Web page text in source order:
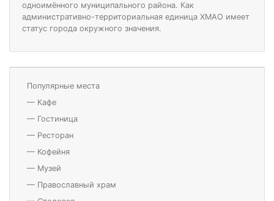
одноимённого муниципального района. Как
административно-территориальная единица ХМАО имеет
статус города окружного значения.
Популярные места
— Кафе
— Гостиница
— Ресторан
— Кофейня
— Музей
— Православный храм